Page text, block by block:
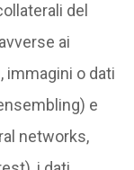
del
ai
immagini o dati
e
networks,